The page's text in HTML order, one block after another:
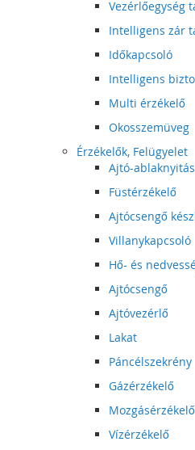
Vezérlőegység
Intelligens zár
Időkapcsoló
Intelligens
Multi érzékelő
Okosszemüveg
Érzékelők, Felügyelet
Ajtó-
Füstérzékelő
Ajtócsengő
Villanykapcsoló
Hő- és
Ajtócsengő
Ajtóvezérlő
Lakat
Páncélszekrény
Gázérzékelő
Mozgásérzékelő
Vízérzékelő